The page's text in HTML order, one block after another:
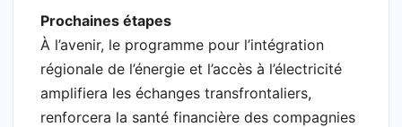
Prochaines étapes
À l’avenir, le programme pour l’intégration
régionale de l’énergie et l’accès à l’électricité
amplifiera les échanges transfrontaliers,
renforcera la santé financière des compagnies